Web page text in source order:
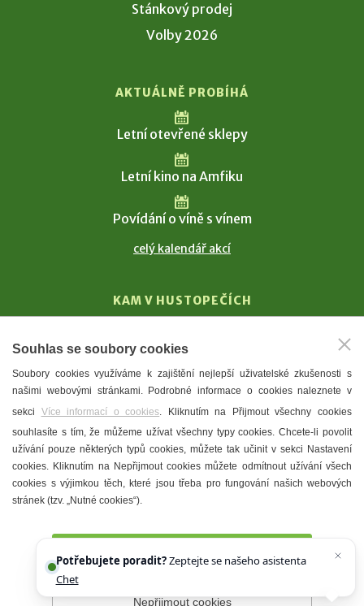
Stánkový prodej
Volby 2026
AKTUÁLNĚ PROBÍHÁ
Letní otevřené sklepy
Letní kino na Amfiku
Povídání o víně s vínem
celý kalendář akcí
KAM V HUSTOPEČÍCH
T. G. Masaryk
Mandloně
Ubytování
Restaurace
Městské muzeum a galerie
Denní meníčka
Souhlas se soubory cookies
Soubory cookies využíváme k zajištění nejlepší uživatelské zkušenosti s
našimi webovými stránkami. Podrobné informace o cookies naleznete v
sekci Více informací o cookies. Kliknutím na Přijmout všechny cookies
souhlasíte s tím, že můžeme užívat všechny typy cookies. Chcete-li povolit
užívání pouze některých typů cookies, můžete tak učinit v sekci Nastavení
cookies. Kliknutím na Nepřijmout cookies můžete odmítnout užívání všech
cookies s výjimkou těch, které jsou třeba pro fungování našich webových
stránek (tzv. „Nutné cookies“).
Nepřijmout cookies
Potřebujete poradit?Zeptejte se našeho asistenta
Chettyho